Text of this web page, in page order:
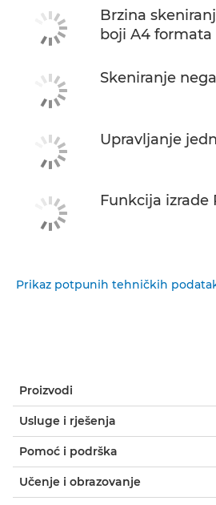
Brzina
boji A4 formata
Skeniranje
Upravljanje
Funkcija izrade
Prikaz potpunih tehničkih
Proizvodi
Usluge i rješenja
Pomoć i podrška
Učenje i obrazovanje